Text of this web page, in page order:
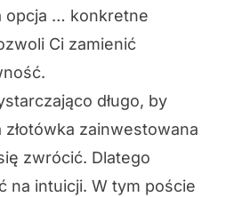
opcja … konkretne
Ci zamienić
długo, by
zainwestowana
zwrócić. Dlatego
na intuicji. W tym poście